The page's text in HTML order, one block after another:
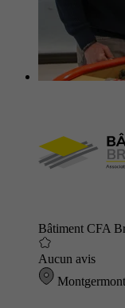
Bâtiment CFA
Aucun avis
Montgermont